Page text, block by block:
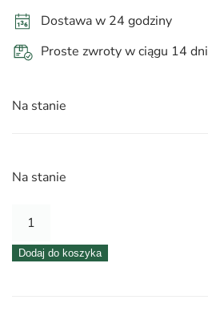
Dostawa w 24 godziny
Proste zwroty w ciągu 14 dni
Na stanie
Na stanie
ilość
pogrzebowa
Dodaj do koszyka